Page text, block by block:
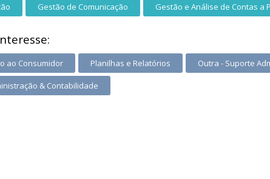
Gestão de Comunicação Gestão e Análise de Contas a
ao Consumidor Planilhas e Relatórios Outra - Suporte
& Contabilidade